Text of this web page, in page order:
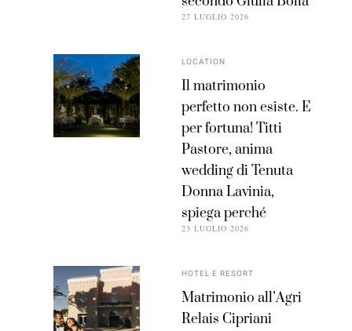
27 LUGLIO 2026
LOCATION
Il matrimonio
perfetto non esiste. E
per fortuna! Titti
Pastore, anima
wedding di Tenuta
Donna Lavinia,
spiega perché
23 LUGLIO 2026
HOTEL E RESORT
Matrimonio all’Agri
Relais Cipriani